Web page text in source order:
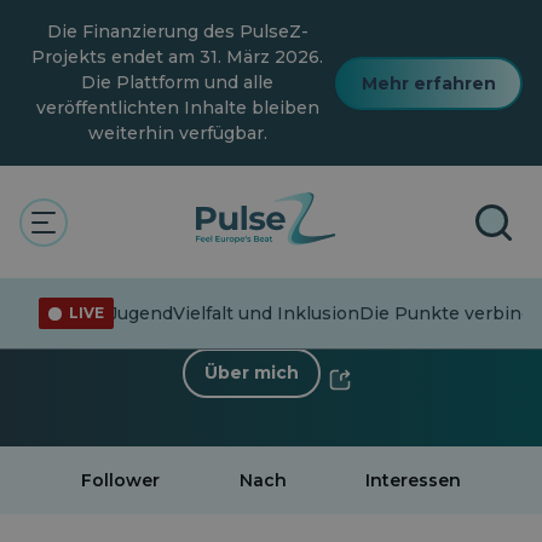
Hauptinhalt
springen
Die Finanzierung des PulseZ-
Projekts endet am 31. März 2026.
Die Plattform und alle
veröffentlichten Inhalte bleiben
weiterhin verfügbar.
Mehr erfahren
LIVE JugendVielfalt und InklusionDie Punkte
< Zurück zum Profil
Über mich
Follower Nach Interessen